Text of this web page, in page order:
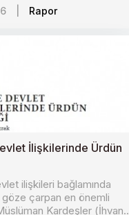
Rapor
İlişkilerinde Ürdün
ilişkileri bağlamında
göze çarpan en önemli
Kardeşler (İhvan..